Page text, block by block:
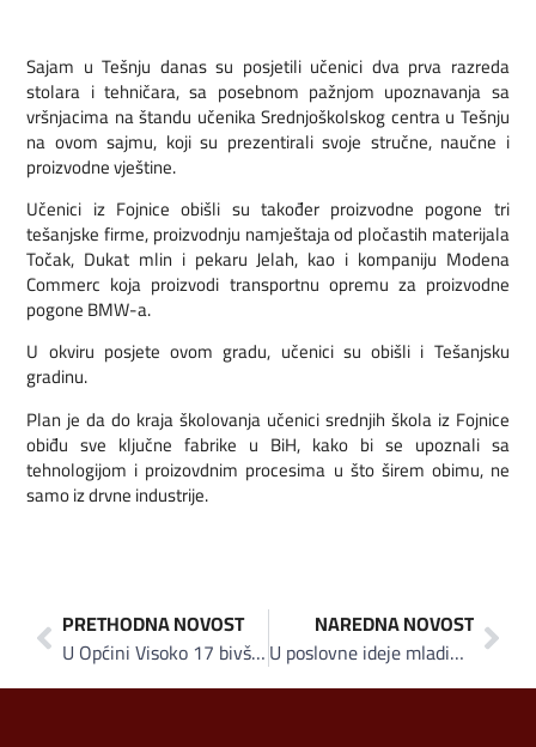
Sajam u Tešnju danas su posjetili učenici dva prva razreda
stolara i tehničara, sa posebnom pažnjom upoznavanja sa
vršnjacima na štandu učenika Srednjoškolskog centra u Tešnju
na ovom sajmu, koji su prezentirali svoje stručne, naučne i
proizvodne vještine.
Učenici iz Fojnice obišli su također proizvodne pogone tri
tešanjske firme, proizvodnju namještaja od pločastih materijala
Točak, Dukat mlin i pekaru Jelah, kao i kompaniju Modena
Commerc koja proizvodi transportnu opremu za proizvodne
pogone BMW-a.
U okviru posjete ovom gradu, učenici su obišli i Tešanjsku
gradinu.
Plan je da do kraja školovanja učenici srednjih škola iz Fojnice
obiđu sve ključne fabrike u BiH, kako bi se upoznali sa
tehnologijom i proizovdnim procesima u što širem obimu, ne
samo iz drvne industrije.
PRETHODNA NOVOST
U Općini Visoko 17 bivših boraca iskoristili poticaje za uzgoj malina i riješili pitanje zaposlenja
NAREDNA NOVOST
U poslovne ideje mladih Općina Tešnja investirala 270 hiljada KM